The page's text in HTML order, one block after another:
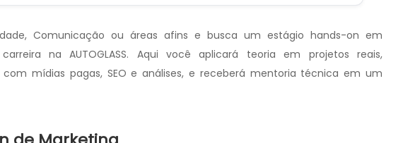
Comunicação ou áreas afins e busca um estágio hands-on em
na AUTOGLASS. Aqui você aplicará teoria em projetos reais,
mídias pagas, SEO e análises, e receberá mentoria técnica em um